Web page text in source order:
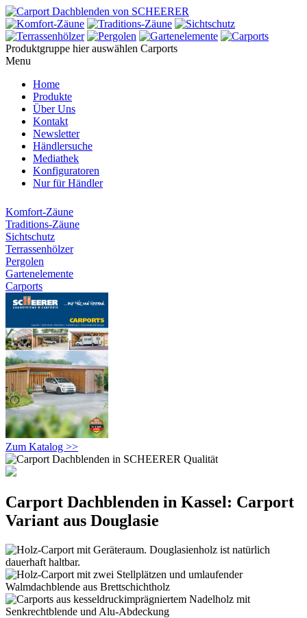
Produktgruppe hier auswählen Carports
Menu
Home
Produkte
Über Uns
Kontakt
Newsletter
Händlersuche
Mediathek
Konfiguratoren
Nur für Händler
Komfort-Zäune
Traditions-Zäune
Sichtschutz
Terrassenhölzer
Pergolen
Gartenelemente
Carports
Zum Katalog >>
Carport Dachblenden in Kassel: Carport
Variant aus Douglasie